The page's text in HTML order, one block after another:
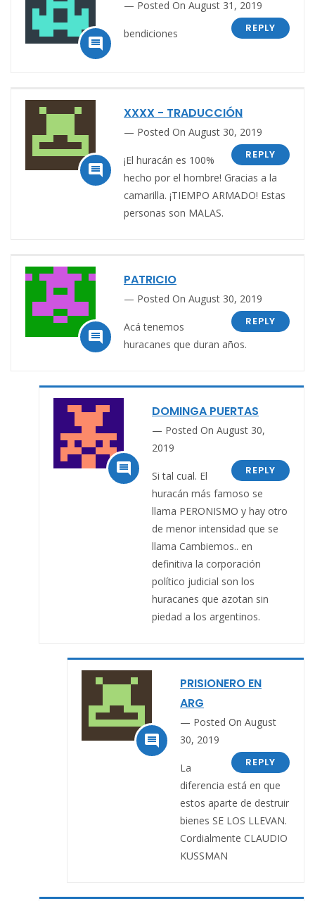

Posted On August 31, 2019
REPLY
bendiciones

XXXX - TRADUCCIÓN
Posted On August 30, 2019
REPLY
¡El huracán es 100%
hecho por el hombre! Gracias a la
camarilla. ¡TIEMPO ARMADO! Estas
personas son MALAS.

PATRICIO
Posted On August 30, 2019
REPLY
Acá tenemos
huracanes que duran años.

DOMINGA PUERTAS
Posted On August 30,
2019
REPLY
Si tal cual. El
huracán más famoso se
llama PERONISMO y hay otro
de menor intensidad que se
llama Cambiemos.. en
definitiva la corporación
político judicial son los
huracanes que azotan sin
piedad a los argentinos.

PRISIONERO EN
ARG
Posted On August
30, 2019
REPLY
La
diferencia está en que
estos aparte de destruir
bienes SE LOS LLEVAN.
Cordialmente CLAUDIO
KUSSMAN